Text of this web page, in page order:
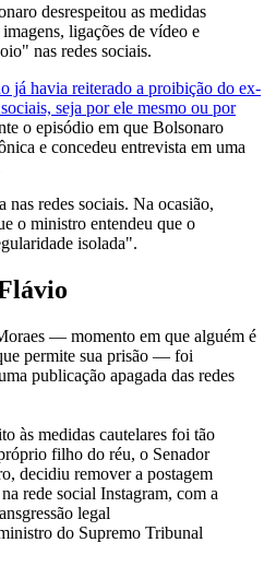
desrespeitou as medidas
ligações de vídeo e
nas redes sociais.
já havia reiterado a proibição do ex-
seja por ele mesmo ou por
o episódio em que Bolsonaro
e concedeu entrevista em uma
redes sociais. Na ocasião,
o ministro entendeu que o
isolada".
— momento em que alguém é
permite sua prisão — foi
publicação apagada das redes
às medidas cautelares foi tão
filho do réu, o Senador
decidiu remover a postagem
rede social Instagram, com a
legal
do Supremo Tribunal